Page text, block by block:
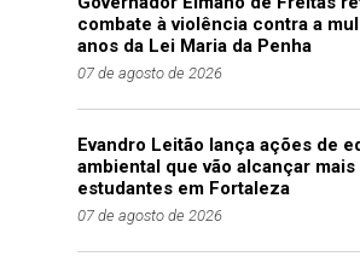
combate à violência contra a
anos da Lei Maria da Penha
07 de agosto de 2026
Evandro Leitão lança ações de
ambiental que vão alcançar
estudantes em Fortaleza
07 de agosto de 2026